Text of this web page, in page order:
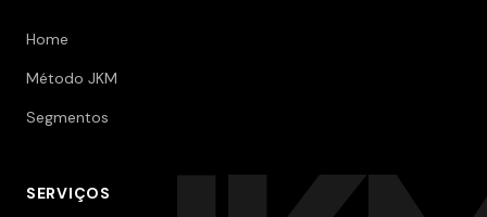
Home
Método JKM
Segmentos
SERVIÇOS